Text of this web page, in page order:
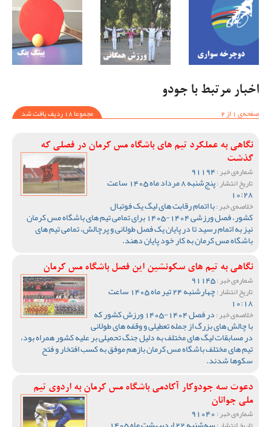
اخبار مرتبط با جودو
صفحه‌ی 1 از 2
مجموعا 18 ردیف یافت شد
نگاهی به عملکرد تیم های باشگاه مس کرمان در فصلی که
گذشت
شماره‌ی خبر :
تاریخ انتشار : پنج‌شنبه 8 مرداد ماه 1405 ساعت
10:28
خلاصه‌ی خبر :با اتمام رقابت های لیگ یک فوتبال
کشور، فصل ورزشی 1404-1405 برای تمامی تیم های باشگاه مس کرمان
نیز به اتمام رسید تا در پایان یک فصل طولانی و پرچالش، تمامی تیم های
باشگاه مس کرمان به کار خود پایان دهند.
نگاهی به تیم های سکونشین این فصل باشگاه مس کرمان
شماره‌ی خبر :
تاریخ انتشار : چهارشنبه 24 تیر ماه 1405 ساعت
10:18
خلاصه‌ی خبر : در فصل 1404-1405 ورزش کشور که
با چالش های بزرگ از جمله تعطیلی و وقفه های طولانی
در مسابقات لیگ های مختلف به دلیل جنگ تحمیلی بر علیه کشور همراه بود،
تیم های مختلف باشگاه مس کرمان بازهم موفق به کسب افتخار و فتح
سکوها شدند.
دعوت سه جودوکار آکادمی باشگاه مس کرمان به اردوی تیم
ملی جوانان
شماره‌ی خبر :